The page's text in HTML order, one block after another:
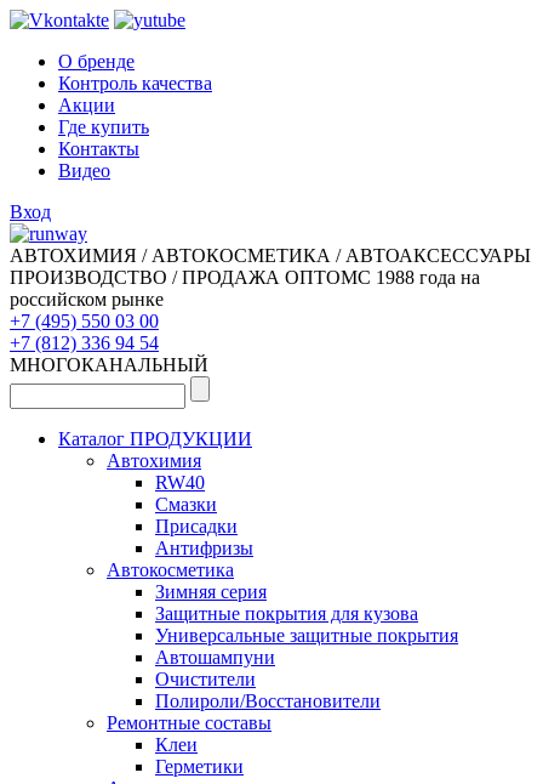
О бренде
Контроль качества
Акции
Где купить
Контакты
Видео
Вход
АВТОХИМИЯ / АВТОКОСМЕТИКА / АВТОАКСЕССУАРЫ
ПРОИЗВОДСТВО / ПРОДАЖА ОПТОМС 1988 года на
российском рынке
+7 (495) 550 03 00
+7 (812) 336 94 54
МНОГОКАНАЛЬНЫЙ
Каталог ПРОДУКЦИИ
Автохимия
RW40
Смазки
Присадки
Антифризы
Автокосметика
Зимняя серия
Защитные покрытия для кузова
Универсальные защитные покрытия
Автошампуни
Очистители
Полироли/Восстановители
Ремонтные составы
Клеи
Герметики